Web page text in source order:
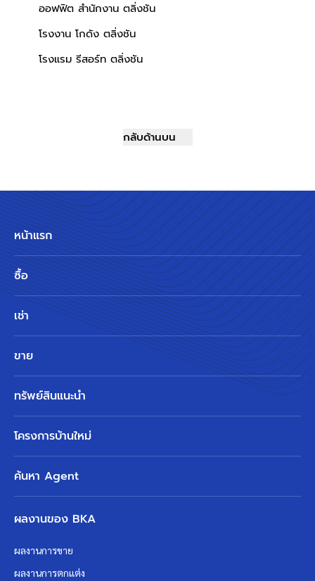
ออฟฟิต สำนักงาน ตลิ่งชัน
โรงงาน โกดัง ตลิ่งชัน
โรงแรม รีสอร์ท ตลิ่งชัน
กลับด้านบน
หน้าแรก
ซื้อ
เช่า
ขาย
ทรัพย์สินแนะนำ
โครงการบ้านใหม่
ค้นหา Agent
ผลงานของ BKA
ผลงานการขาย
ผลงานการตกแต่ง